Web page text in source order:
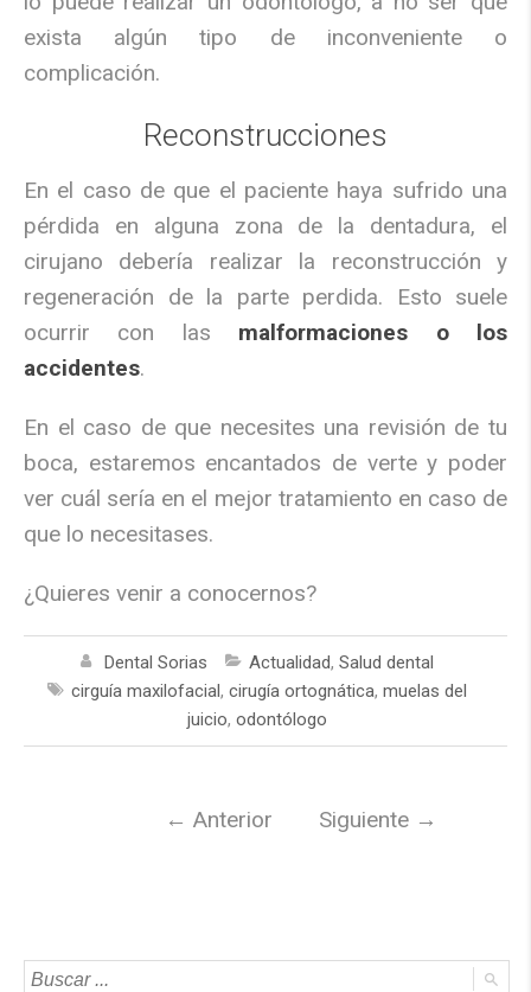
exista algún tipo de inconveniente o
complicación.
Reconstrucciones
En el caso de que el paciente haya sufrido una
pérdida en alguna zona de la dentadura, el
cirujano debería realizar la reconstrucción y
regeneración de la parte perdida. Esto suele
ocurrir con las malformaciones o los
accidentes.
En el caso de que necesites una revisión de tu
boca, estaremos encantados de verte y poder
ver cuál sería en el mejor tratamiento en caso de
que lo necesitases.
¿Quieres venir a conocernos?
Dental Sorias Actualidad, Salud dental
cirguía maxilofacial, cirugía ortognática, muelas del
juicio, odontólogo
← Anterior Siguiente →